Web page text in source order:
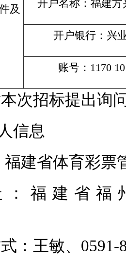
及
开户名称：福建
开户银行：兴
账号：1170
招标提出询问
信息
福建省体
建省福
：王敏、